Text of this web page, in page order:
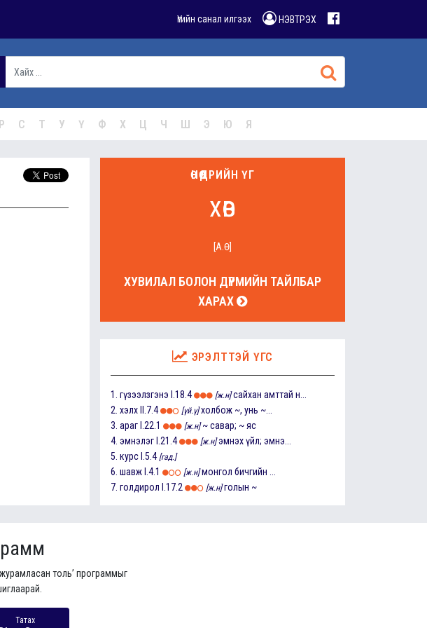
Үгийн санал илгээх НЭВТРЭХ
Р С Т У Ү Ф Х Ц Ч Ш Э Ю Я
ӨНӨӨДРИЙН ҮГ
хөв
[А.Ө]
ХУВИЛАЛ БОЛОН ДҮРМИЙН ТАЙЛБАР
ХАРАХ
ЭРЭЛТТЭЙ ҮГС
1. гүзээлзгэнэ I.18.4 [ж.н] сайхан амттай н...
2. хэлх II.7.4 [үй.ү] холбож ~, унь ~...
3. араг I.22.1 [ж.н] ~ савар; ~ яс
4. эмнэлэг I.21.4 [ж.н] эмнэх үйл; эмнэ...
5. курс I.5.4 [гад.]
6. шавж I.4.1 [ж.н] монгол бичгийн ...
7. голдирол I.17.2 [ж.н] голын ~
толь’ программыг
Татах